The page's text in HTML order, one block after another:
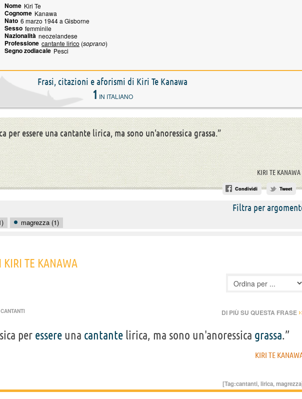
Nome Kiri Te
Cognome Kanawa
Nato 6 marzo 1944 a Gisborne
Sesso femminile
Nazionalità neozelandese
Professione cantante lirico (soprano)
Segno zodiacale Pesci
Frasi, citazioni e aforismi di Kiri Te Kanawa
1 IN ITALIANO
per essere una cantante lirica, ma sono un'anoressica grassa.”
KIRI TE KANAWA
Condividi Tweet
Filtra per
magrezza (1)
KIRI TE KANAWA
DI PIÙ SU QUESTA FRASE
per essere una cantante lirica, ma sono un'anoressica grassa.”
KIRI TE
[Tag:cantanti,lirica,magrezza